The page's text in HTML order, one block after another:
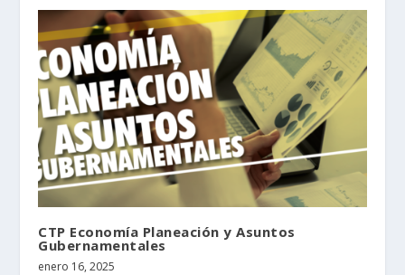
CTP Economía Planeación y Asuntos
Gubernamentales
enero 16, 2025